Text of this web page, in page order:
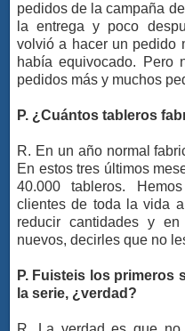
pedidos de la campaña
la entrega y poco
volvió a hacer un pedido
había equivocado. Pero
pedidos más y muchos
P. ¿Cuántos tableros
R. En un año normal
En estos tres últimos
40.000 tableros.
clientes de toda la vida
reducir cantidades y
nuevos, decirles que no
P. Fuisteis los primeros
la serie, ¿verdad?